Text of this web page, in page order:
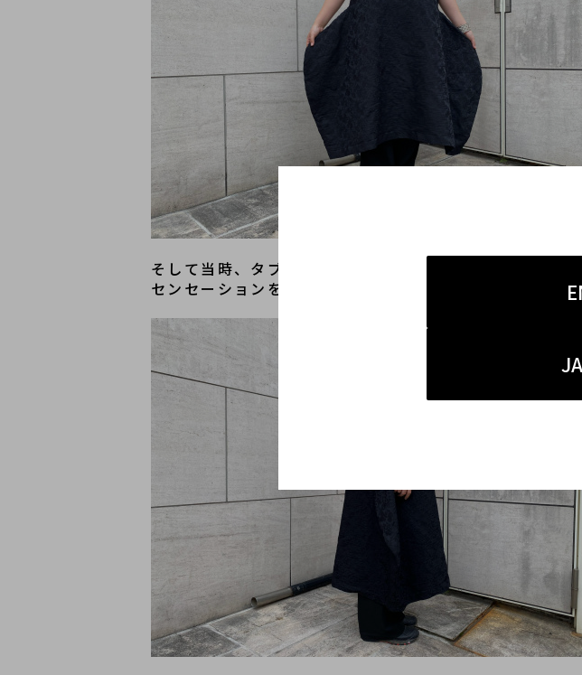
そして当時、タブー化されていた「黒」というカラーを
センセーションを巻き起こしたそうです。